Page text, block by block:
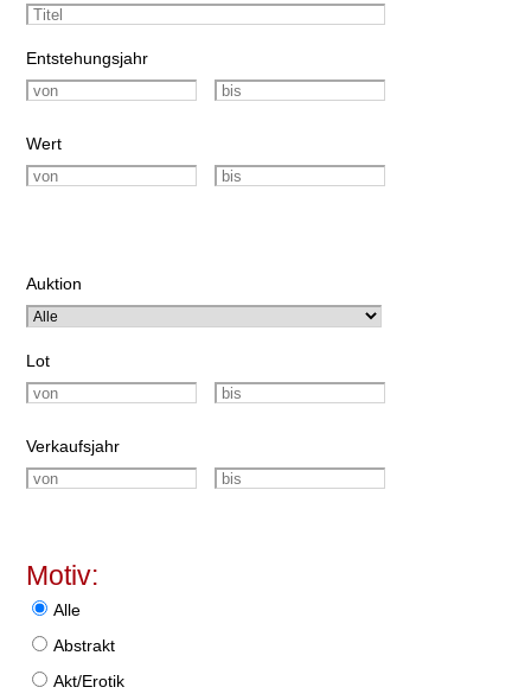
Entstehungsjahr
Wert
Auktion
Lot
Verkaufsjahr
Motiv:
Alle
Abstrakt
Akt/Erotik